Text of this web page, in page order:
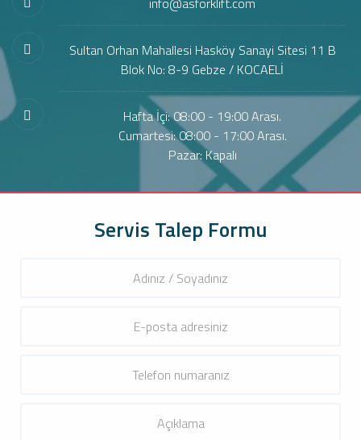
Servis Talep Formu
Sultan Orhan Mahallesi Hasköy Sanayi Sitesi 11 B
Blok No: 8-9 Gebze / KOCAELİ
Hafta İçi: 08:00 - 19:00 Arası.
Cumartesi: 08:00 - 17:00 Arası.
Pazar: Kapalı